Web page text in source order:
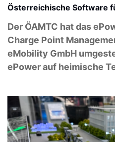
Österreichische Software
Der ÖAMTC hat das
Charge Point
eMobility GmbH
ePower auf heimische